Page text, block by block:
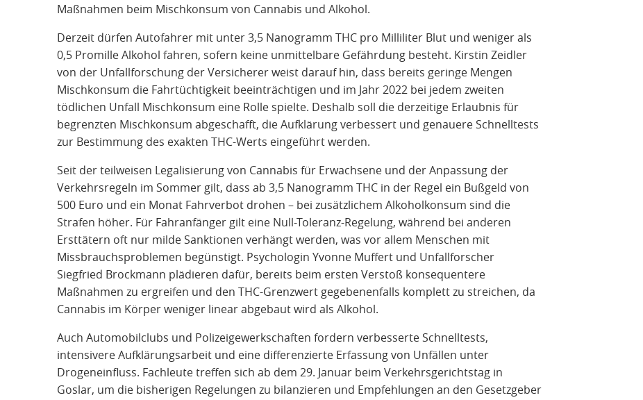
Maßnahmen beim Mischkonsum von Cannabis und Alkohol.
Derzeit dürfen Autofahrer mit unter 3,5 Nanogramm THC pro Milliliter Blut und weniger als
0,5 Promille Alkohol fahren, sofern keine unmittelbare Gefährdung besteht. Kirstin Zeidler
von der Unfallforschung der Versicherer weist darauf hin, dass bereits geringe Mengen
Mischkonsum die Fahrtüchtigkeit beeinträchtigen und im Jahr 2022 bei jedem zweiten
tödlichen Unfall Mischkonsum eine Rolle spielte. Deshalb soll die derzeitige Erlaubnis für
begrenzten Mischkonsum abgeschafft, die Aufklärung verbessert und genauere Schnelltests
zur Bestimmung des exakten THC-Werts eingeführt werden.
Seit der teilweisen Legalisierung von Cannabis für Erwachsene und der Anpassung der
Verkehrsregeln im Sommer gilt, dass ab 3,5 Nanogramm THC in der Regel ein Bußgeld von
500 Euro und ein Monat Fahrverbot drohen – bei zusätzlichem Alkoholkonsum sind die
Strafen höher. Für Fahranfänger gilt eine Null-Toleranz-Regelung, während bei anderen
Ersttätern oft nur milde Sanktionen verhängt werden, was vor allem Menschen mit
Missbrauchsproblemen begünstigt. Psychologin Yvonne Muffert und Unfallforscher
Siegfried Brockmann plädieren dafür, bereits beim ersten Verstoß konsequentere
Maßnahmen zu ergreifen und den THC-Grenzwert gegebenenfalls komplett zu streichen, da
Cannabis im Körper weniger linear abgebaut wird als Alkohol.
Auch Automobilclubs und Polizeigewerkschaften fordern verbesserte Schnelltests,
intensivere Aufklärungsarbeit und eine differenzierte Erfassung von Unfällen unter
Drogeneinfluss. Fachleute treffen sich ab dem 29. Januar beim Verkehrsgerichtstag in
Goslar, um die bisherigen Regelungen zu bilanzieren und Empfehlungen an den Gesetzgeber